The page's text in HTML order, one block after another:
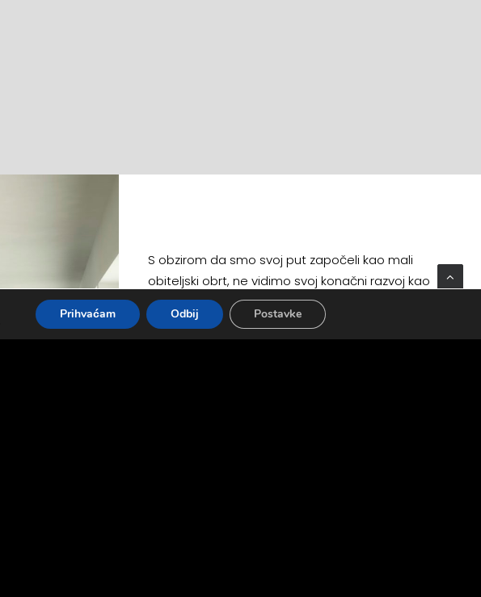
S obzirom da smo svoj put započeli kao mali
obiteljski obrt, ne vidimo svoj konačni razvoj kao
velika tvrtka koja proizvodi standardne dijelove.
Dapače, želimo što više razvijati svoju kreativnost i
inovativnost te raditi na projekatima u kojima
Prihvaćam Odbij Postavke